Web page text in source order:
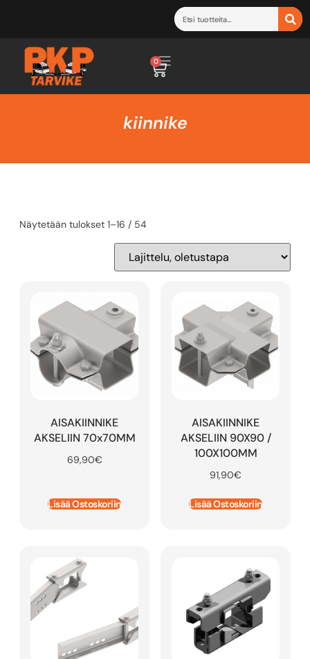
0
kiinnike
Näytetään tulokset 1–16 / 54
AISAKIINNIKE
AKSELIIN 70x70MM
69,90€
Lisää Ostoskoriin
AISAKIINNIKE
AKSELIIN 90X90 /
100X100MM
91,90€
Lisää Ostoskoriin